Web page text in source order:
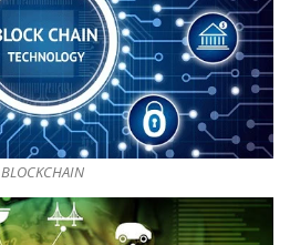
BLOCKCHAIN